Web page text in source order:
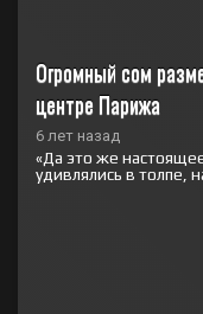
Огромный сом
центре Парижа
6 лет назад
«Да это же
удивлялись в толпе,